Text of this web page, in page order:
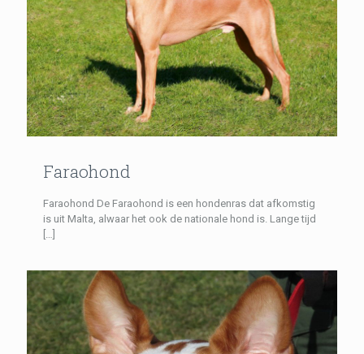
Faraohond
Faraohond De Faraohond is een hondenras dat afkomstig
is uit Malta, alwaar het ook de nationale hond is. Lange tijd
[…]